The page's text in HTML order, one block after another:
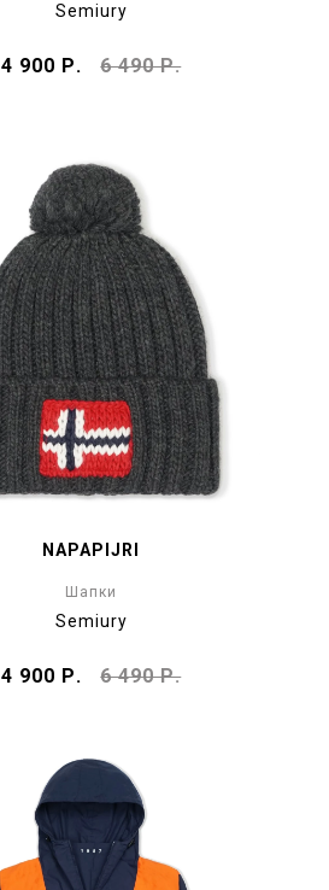
Semiury
4 900 Р. 6 490 Р.
NAPAPIJRI
Шапки
Semiury
4 900 Р. 6 490 Р.